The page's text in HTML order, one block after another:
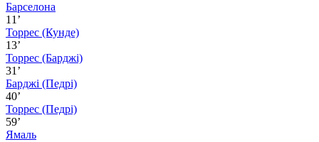
Барселона
11’
Торрес (Кунде)
13’
Торрес (Барджі)
31’
Барджі (Педрі)
40’
Торрес (Педрі)
59’
Ямаль